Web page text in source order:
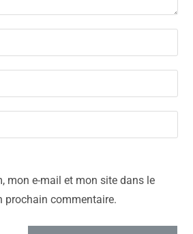
mon e-mail et mon site dans le
prochain commentaire.